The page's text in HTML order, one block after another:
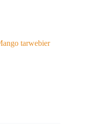
tarwebier